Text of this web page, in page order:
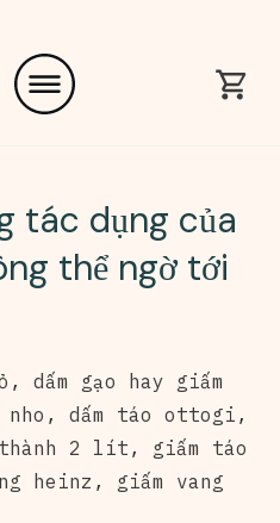
tác dụng của
thể ngờ tới
, dấm gạo hay giấm
nho , dấm táo ottogi ,
thành 2 lít, giấm táo
heinz , giấm vang